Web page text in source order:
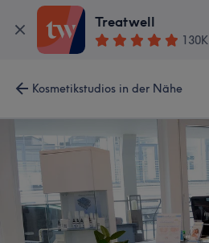
Treatwell
130K
Kosmetikstudios in der Nähe